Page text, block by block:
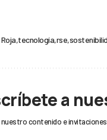
tecnología rse
a
nuestro contenido e